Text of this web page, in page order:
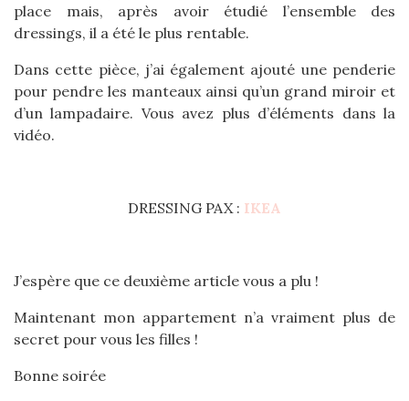
place mais, après avoir étudié l’ensemble des
dressings, il a été le plus rentable.
Dans cette pièce, j’ai également ajouté une penderie
pour pendre les manteaux ainsi qu’un grand miroir et
d’un lampadaire. Vous avez plus d’éléments dans la
vidéo.
DRESSING PAX : IKEA
J’espère que ce deuxième article vous a plu !
Maintenant mon appartement n’a vraiment plus de
secret pour vous les filles !
Bonne soirée